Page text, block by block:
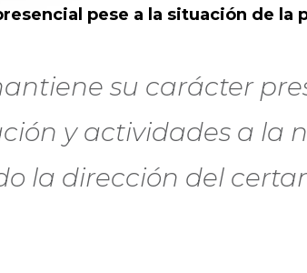
pese a la situación de la
su carácter
y actividades a la
la dirección del